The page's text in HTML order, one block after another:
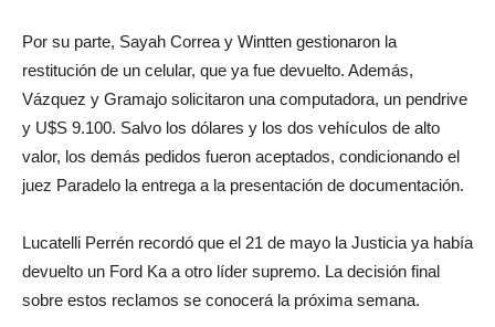
Por su parte, Sayah Correa y Wintten gestionaron la
restitución de un celular, que ya fue devuelto. Además,
Vázquez y Gramajo solicitaron una computadora, un pendrive
y U$S 9.100. Salvo los dólares y los dos vehículos de alto
valor, los demás pedidos fueron aceptados, condicionando el
juez Paradelo la entrega a la presentación de documentación.
Lucatelli Perrén recordó que el 21 de mayo la Justicia ya había
devuelto un Ford Ka a otro líder supremo. La decisión final
sobre estos reclamos se conocerá la próxima semana.